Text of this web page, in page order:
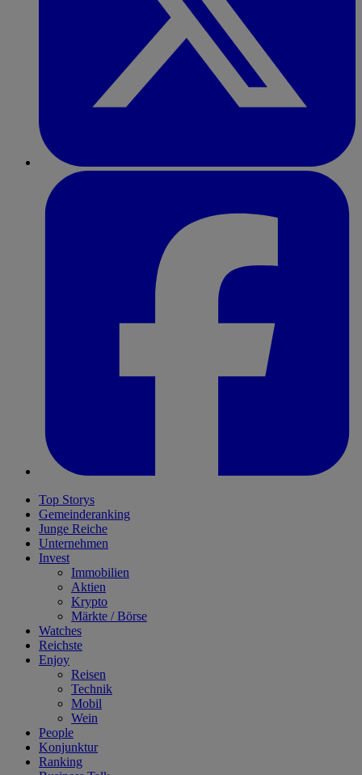
Top Storys
Gemeinderanking
Junge Reiche
Unternehmen
Invest
Immobilien
Aktien
Krypto
Märkte / Börse
Watches
Reichste
Enjoy
Reisen
Technik
Mobil
Wein
People
Konjunktur
Ranking